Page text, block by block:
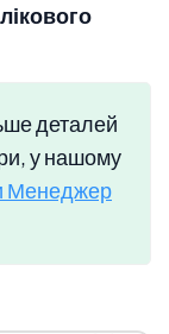
деталей
у нашому
Менеджер